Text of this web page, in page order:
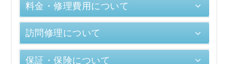
料金・修理費用について
訪問修理について
保証・保険について